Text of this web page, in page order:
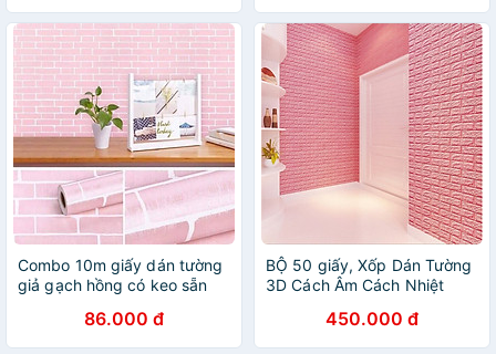
Combo 10m giấy dán tường
giả gạch hồng có keo sẵn
86.000 đ
BỘ 50 giấy, Xốp Dán Tường
3D Cách Âm Cách Nhiệt
450.000 đ